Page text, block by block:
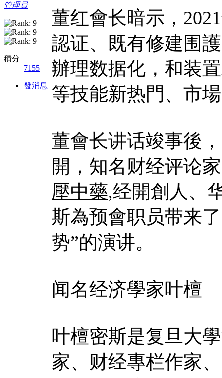
管理員
積分
7155
發消息
董红會长暗示，
認证、既有修建围
辦理数据化，和装
等技能新热門、市
董會长讲话竣事後
開，知名财经评论
壓中藥,经開創人、
斯為预會职员带来
势”的演讲。
闻名经济學家叶檀
叶檀密斯是复旦大
家、财经專栏作家